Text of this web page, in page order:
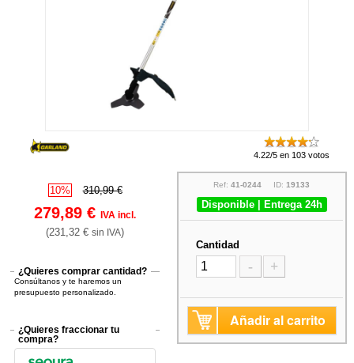
4.22/5 en 103 votos
10% 310,99 €
279,89 €IVA incl.
(231,32 €sin IVA)
¿Quieres comprar cantidad?
Consúltanos y te haremos un
presupuesto personalizado.
¿Quieres fraccionar tu
compra?
Ref:41-0244 ID:19133
Disponible | Entrega 24h
Cantidad
- +
Añadir al carrito